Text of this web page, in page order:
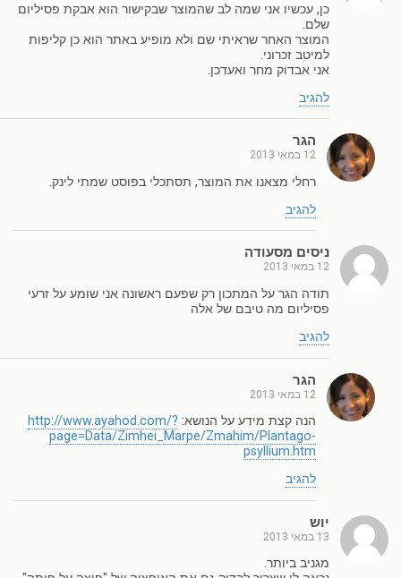
כן, עכשיו אני שמה לב שהמוצר שבקישור הוא אבקת פסיליום
שלם.
המוצר האחר שראיתי שם ולא מופיע באתר הוא כן קליפות
למיטב זכרוני.
אני אבדוק מחר ואעדכן.
להגיב
הגר
12 במאי 2013
רחלי מצאנו את המוצר, תסתכלי בפוסט שמתי לינק.
להגיב
ניסים מסעודה
12 במאי 2013
תודה הגר על המתכון רק שפעם ראשונה אני שומע על זרעי
פסיליום מה טיבם של אלה
להגיב
הגר
12 במאי 2013
הנה קצת מידע על הנושא: http://www.ayahod.com/?
page=Data/Zimhei_Marpe/Zmahim/Plantago-
psyllium.htm
להגיב
יוש
13 במאי 2013
מגניב ביותר.